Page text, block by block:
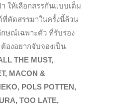
ให้เลือกสรรกันแบบเต็ม
คัดสรรมาในครั้งนี้ล้วน
ษณ์เฉพาะตัว ที่รับรอง
องอยากจับจองเป็น
THE MUST,
MACON &
POLS POTTEN,
TOO LATE,